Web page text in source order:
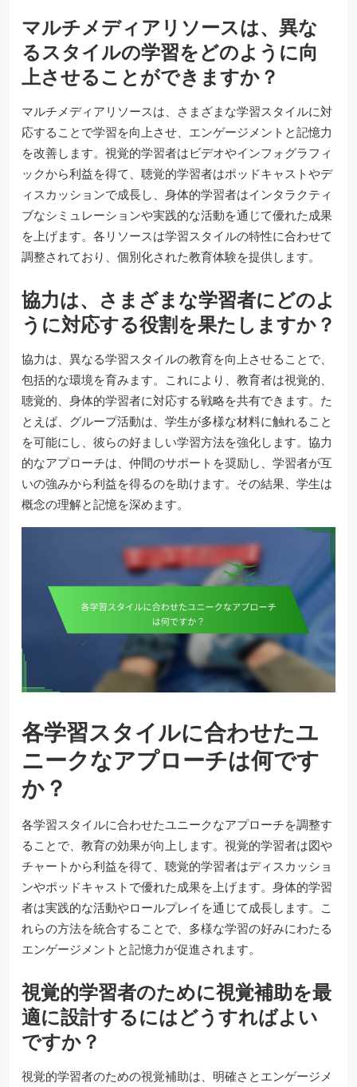
マルチメディアリソースは、異な
るスタイルの学習をどのように向
上させることができますか？
マルチメディアリソースは、さまざまな学習スタイルに対
応することで学習を向上させ、エンゲージメントと記憶力
を改善します。視覚的学習者はビデオやインフォグラフィ
ックから利益を得て、聴覚的学習者はポッドキャストやデ
ィスカッションで成長し、身体的学習者はインタラクティ
ブなシミュレーションや実践的な活動を通じて優れた成果
を上げます。各リソースは学習スタイルの特性に合わせて
調整されており、個別化された教育体験を提供します。
協力は、さまざまな学習者にどのよ
うに対応する役割を果たしますか？
協力は、異なる学習スタイルの教育を向上させることで、
包括的な環境を育みます。これにより、教育者は視覚的、
聴覚的、身体的学習者に対応する戦略を共有できます。た
とえば、グループ活動は、学生が多様な材料に触れること
を可能にし、彼らの好ましい学習方法を強化します。協力
的なアプローチは、仲間のサポートを奨励し、学習者が互
いの強みから利益を得るのを助けます。その結果、学生は
概念の理解と記憶を深めます。
各学習スタイルに合わせたユ
ニークなアプローチは何です
か？
各学習スタイルに合わせたユニークなアプローチを調整す
ることで、教育の効果が向上します。視覚的学習者は図や
チャートから利益を得て、聴覚的学習者はディスカッショ
ンやポッドキャストで優れた成果を上げます。身体的学習
者は実践的な活動やロールプレイを通じて成長します。こ
れらの方法を統合することで、多様な学習の好みにわたる
エンゲージメントと記憶力が促進されます。
視覚的学習者のために視覚補助を最
適に設計するにはどうすればよい
ですか？
視覚的学習者のための視覚補助は、明確さとエンゲージメ